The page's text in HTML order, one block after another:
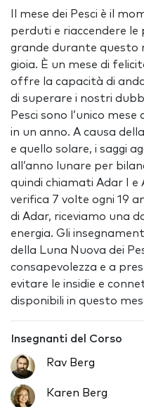
Il mese dei Pesci è il
perduti e riaccendere le
grande durante questo
gioia. È un mese di
offre la capacità di
di superare i nostri
Pesci sono l’unico
in un anno. A causa
e quello solare, i saggi
all’anno lunare per
quindi chiamati Adar I e
verifica 7 volte ogni 19
di Adar, riceviamo una
energia. Gli
della Luna Nuova dei
consapevolezza e a
evitare le insidie e
disponibili in questo
Insegnanti del Corso
Rav Berg
Karen Berg